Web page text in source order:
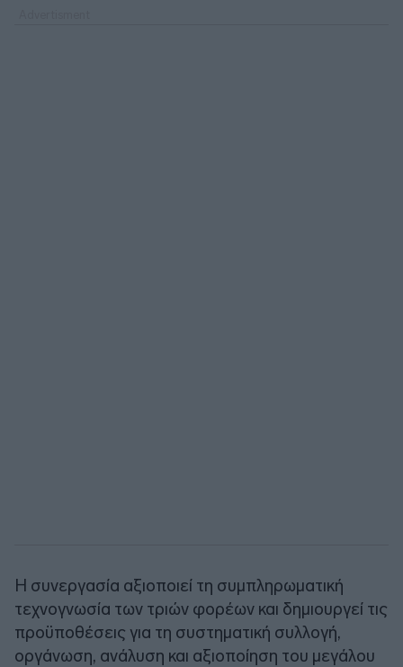
Η συνεργασία αξιοποιεί τη συμπληρωματική
τεχνογνωσία των τριών φορέων και δημιουργεί τις
προϋποθέσεις για τη συστηματική συλλογή,
οργάνωση, ανάλυση και αξιοποίηση του μεγάλου